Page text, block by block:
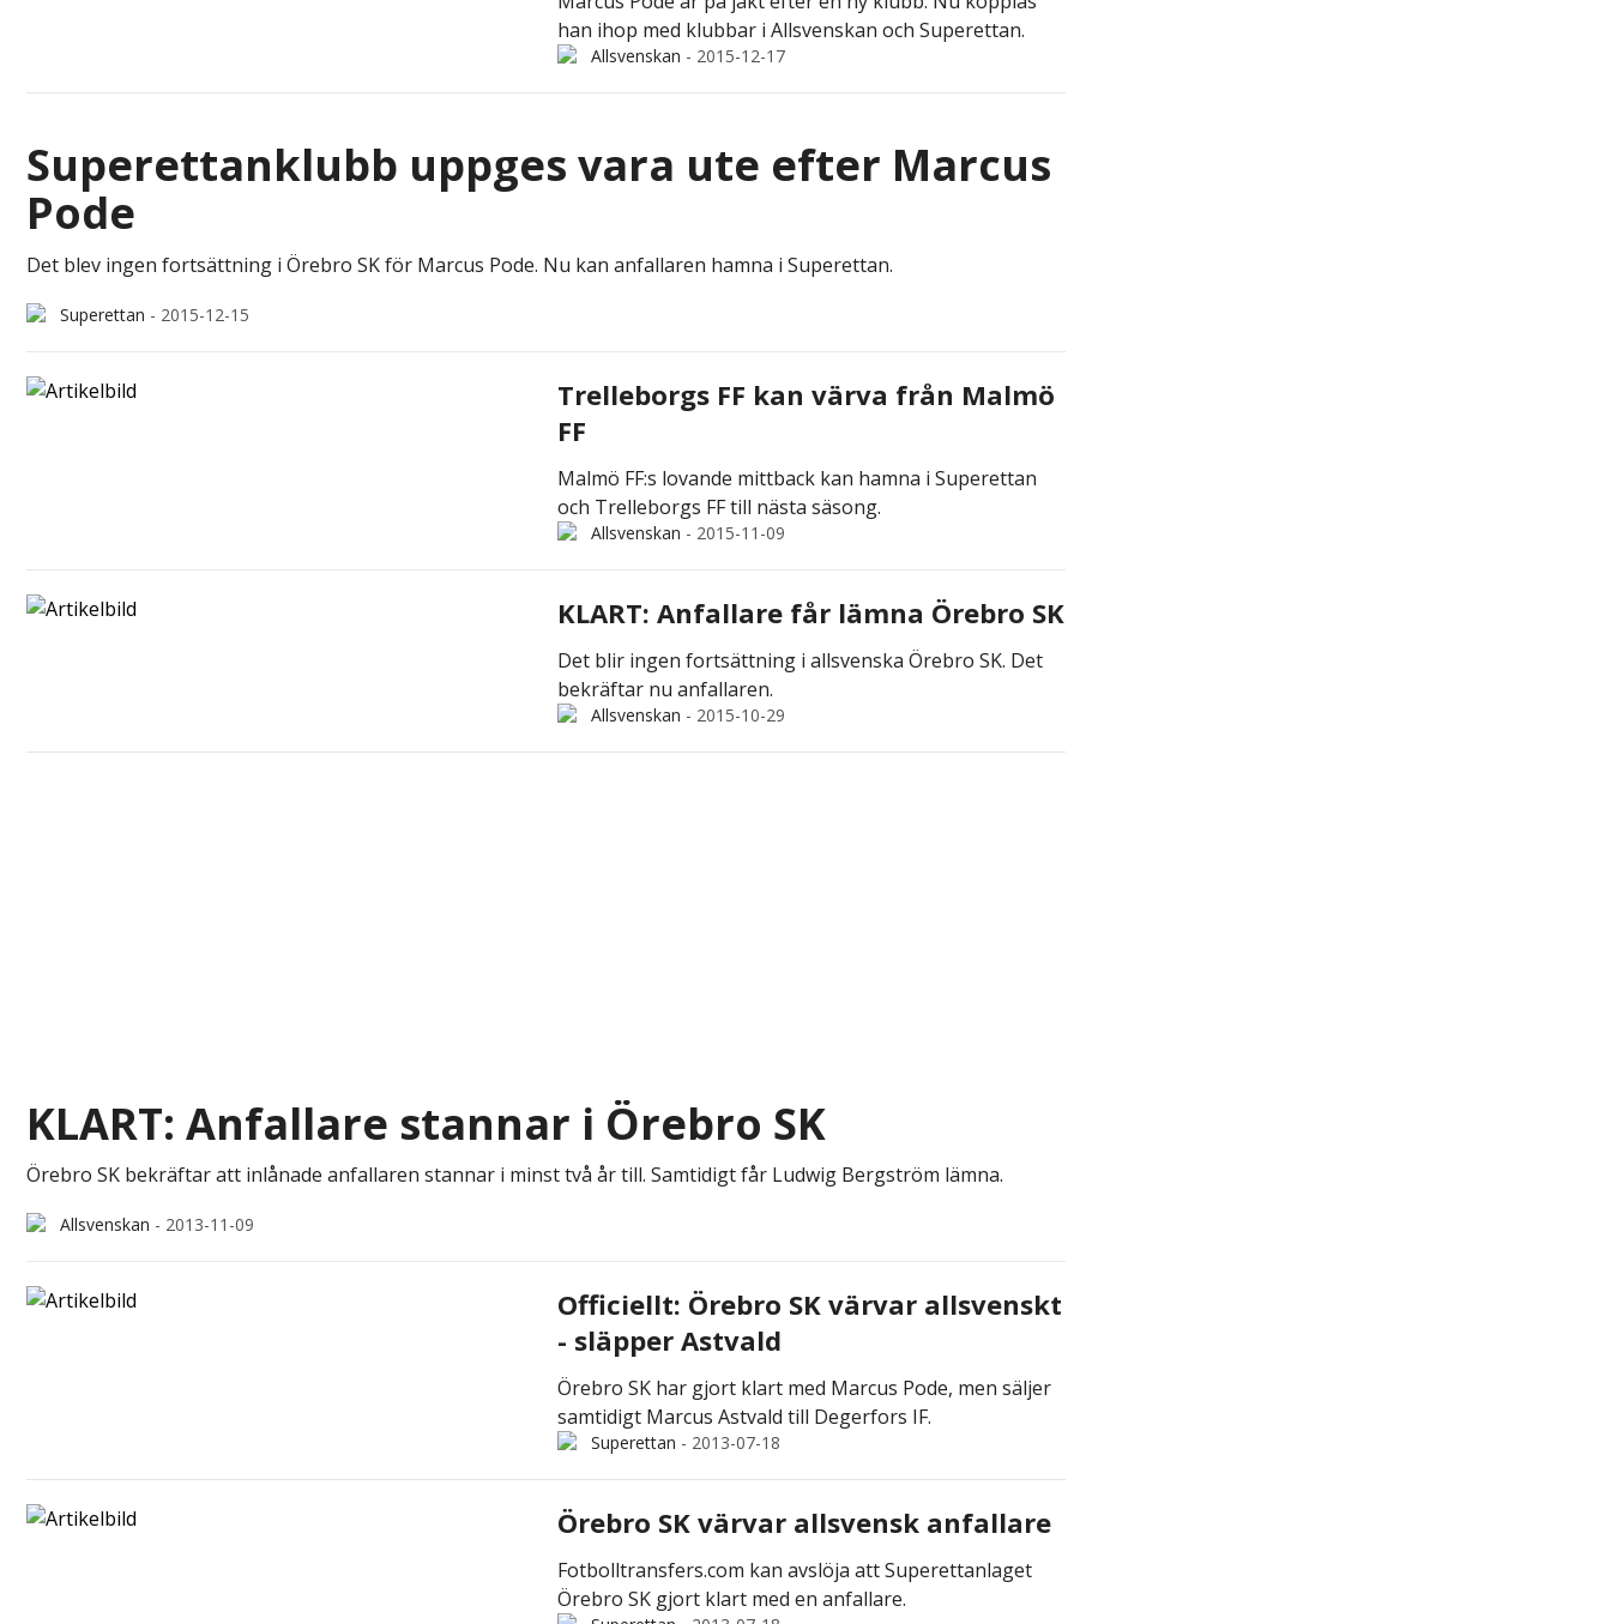
han ihop med klubbar i Allsvenskan och Superettan.
Allsvenskan - 2015-12-17
Superettanklubb uppges vara ute efter Marcus
Pode
Det blev ingen fortsättning i Örebro SK för Marcus Pode. Nu kan anfallaren hamna i Superettan.
Superettan - 2015-12-15
Trelleborgs FF kan värva från Malmö
FF
Malmö FF:s lovande mittback kan hamna i Superettan
och Trelleborgs FF till nästa säsong.
Allsvenskan - 2015-11-09
KLART: Anfallare får lämna Örebro SK
Det blir ingen fortsättning i allsvenska Örebro SK. Det
bekräftar nu anfallaren.
Allsvenskan - 2015-10-29
KLART: Anfallare stannar i Örebro SK
Örebro SK bekräftar att inlånade anfallaren stannar i minst två år till. Samtidigt får Ludwig Bergström lämna.
Allsvenskan - 2013-11-09
Officiellt: Örebro SK värvar allsvenskt
- släpper Astvald
Örebro SK har gjort klart med Marcus Pode, men säljer
samtidigt Marcus Astvald till Degerfors IF.
Superettan - 2013-07-18
Örebro SK värvar allsvensk anfallare
Fotbolltransfers.com kan avslöja att Superettanlaget
Örebro SK gjort klart med en anfallare.